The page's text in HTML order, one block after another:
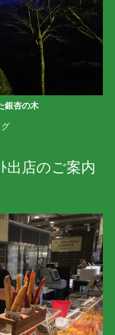
銀杏の木
出店のご案内